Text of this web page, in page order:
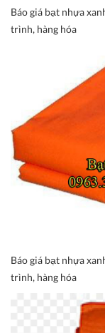
Báo giá bạt nhựa
trình, hàng hóa
Báo giá bạt nhựa
trình, hàng hóa